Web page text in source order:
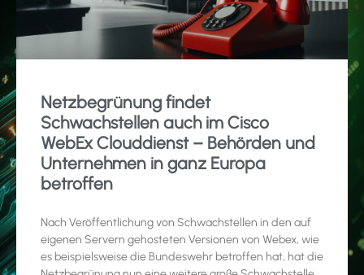
Netzbegrünung findet
Schwachstellen auch im Cisco
WebEx Clouddienst – Behörden und
Unternehmen in ganz Europa
betroffen
Nach Veröffentlichung von Schwachstellen in den auf
eigenen Servern gehosteten Versionen von Webex, wie
es beispielsweise die Bundeswehr betroffen hat, hat die